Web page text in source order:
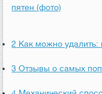
пятен (фото)
2 Как можно удалить:
3 Отзывы о самых